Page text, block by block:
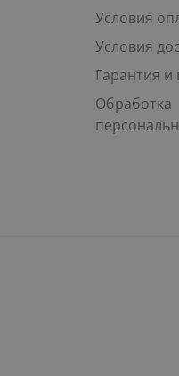
Условия
Условия
Гарантия и
Обработка